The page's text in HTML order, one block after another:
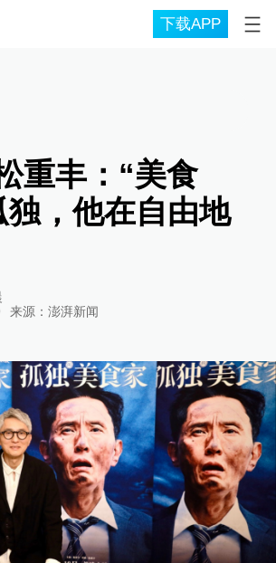
下载APP
重丰：“美食
独，他在自由地
来源： 澎湃新闻